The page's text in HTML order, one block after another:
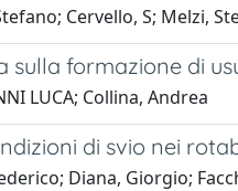
Cervello, S; Melzi,
formazione di
LUCA; Collina, Andrea
di svio nei
Diana, Giorgio;